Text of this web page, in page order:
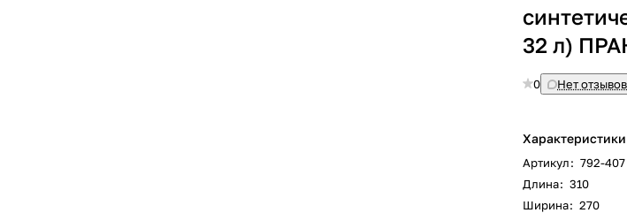
32 л)
0 Нет отзывов
Характеристики
Артикул: 792-407
Длина: 310
Ширина: 270
Добавляйте товарыв
Оплачивайте сегодня только
% картой любого банка